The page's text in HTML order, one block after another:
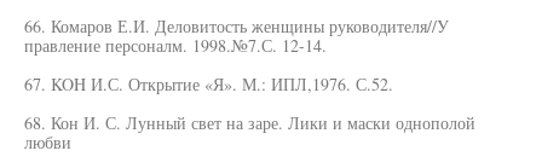
66. Комаров Е.И. Деловитость женщины руководителя//У
правление персоналм. 1998.№7.С. 12-14.
67. KOH И.С. Открытие «Я». М.: ИПЛ,1976. С.52.
68. Кон И. С. Лунный свет на заре. Лики и маски однополой
любви